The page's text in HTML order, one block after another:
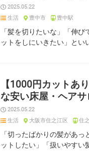
2025.05.22
生活
豊中市 豊中駅
「髪を切りたいな」「伸
ットをしにいきたい」とい
【1000円カットあ
な安い床屋・ヘア
2025.05.22
生活
大阪市住之江区 住
「切ったばかりの髪があ
ットしたい」「扱いやすい